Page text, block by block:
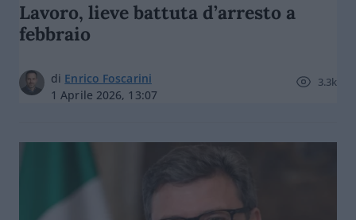
Lavoro, lieve battuta d’arresto a
febbraio
di Enrico Foscarini
1 Aprile 2026, 13:07
3.3k